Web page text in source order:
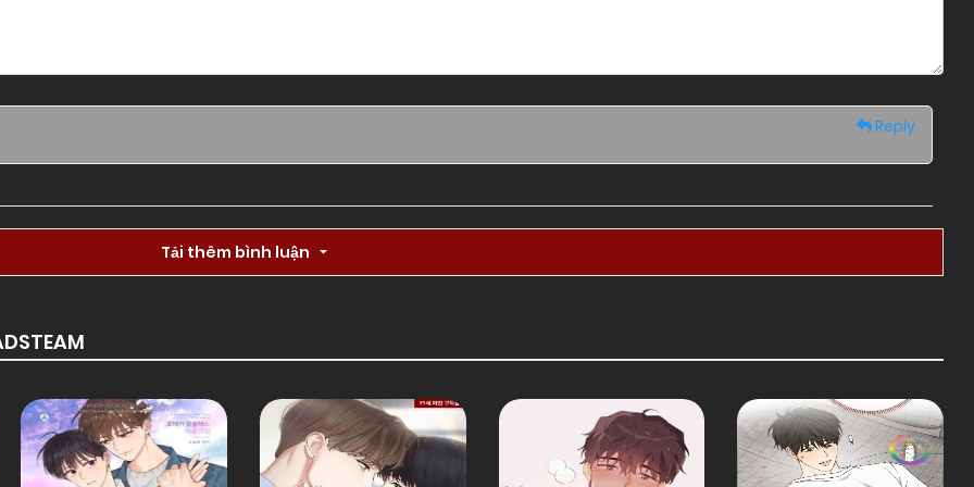
Chapter 29 01/01/1970
Chapter 27
Chapter 25 01/01/1970
Chapter 23 01/01/1970
Reply
Tải thêm bình luận